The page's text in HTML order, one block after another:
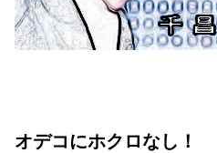
オデコにホクロなし！